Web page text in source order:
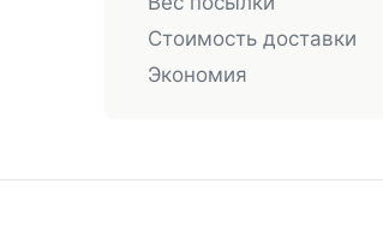
Стоимость доставки
Экономия